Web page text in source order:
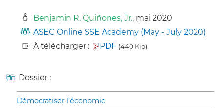
Benjamin R. Quiñones, Jr., mai 2020
ASEC Online SSE Academy (May - July 2020)
À télécharger :
PDF (440 Kio)
Dossier :
Démocratiser l’économie